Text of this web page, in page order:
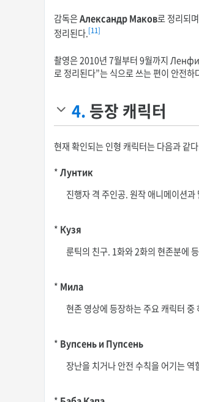
감독은Александр Маков로 정리되
정리된다.[11]
촬영은 2010년 7월부터 9월까지
로 정리된다”는 식으로 쓰는 편이 안전하
4. 등장 캐릭터
현재 확인되는 인형 캐릭터는 다음과 같
*Лунтик
진행자 격 주인공. 원작 애니메이션
* Кузя
룬틱의 친구. 1화와 2화의 현존분에
* Мила
현존 영상에 등장하는 주요 캐릭터 중
* Вупсень и Пупсень
장난을 치거나 안전 수칙을 어기는